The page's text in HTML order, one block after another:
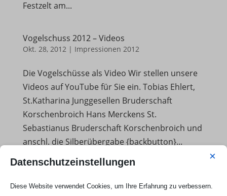
Festzelt am...
Vogelschuss 2012 – Videos
Okt. 28, 2012| Impressionen 2012
Die Vogelschüsse als Video Wir stellen unsere
Videos auf YouTube für Sie ein. Tobias Ehlert,
St.Katharina Junggesellen Bruderschaft
Korschenbroich Hans Merckens St.
Sebastianus Bruderschaft Korschenbroich und
anschl. die Silberübergabe {backbutton}...
Okt. 28, 2012|Impressionen 2012
Datenschutzeinstellungen ×
Diese Website verwendet Cookies, um Ihre Erfahrung zu verbessern.